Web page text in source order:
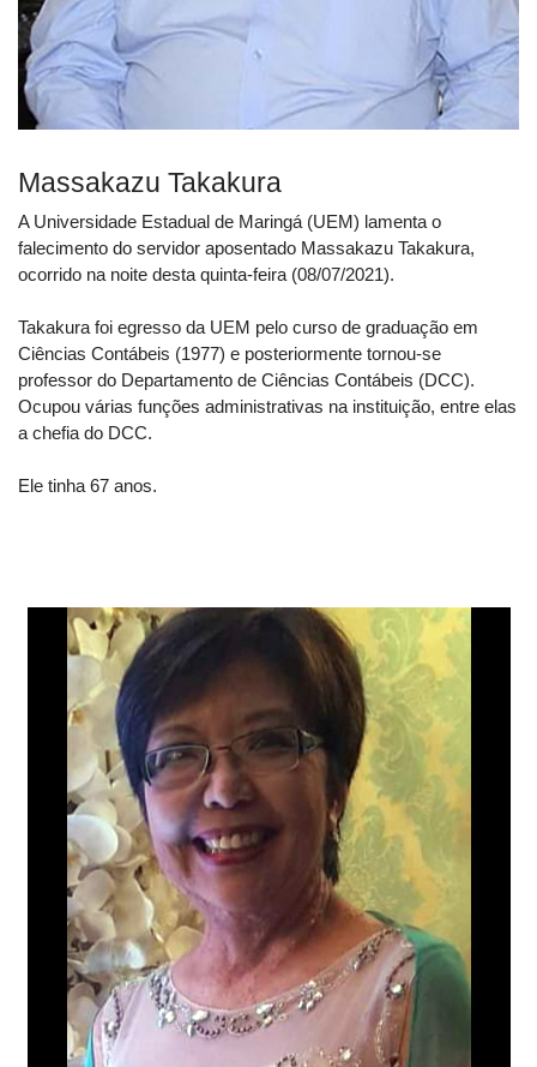
Massakazu Takakura
A Universidade Estadual de Maringá (UEM) lamenta o
falecimento do servidor aposentado Massakazu Takakura,
ocorrido na noite desta quinta-feira (08/07/2021).
Takakura foi egresso da UEM pelo curso de graduação em
Ciências Contábeis (1977) e posteriormente tornou-se
professor do Departamento de Ciências Contábeis (DCC).
Ocupou várias funções administrativas na instituição, entre elas
a chefia do DCC.
Ele tinha 67 anos.